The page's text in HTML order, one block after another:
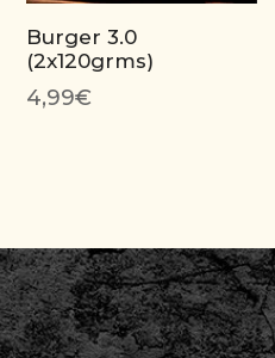
Burger 3.0
(2x120grms)
4,99€